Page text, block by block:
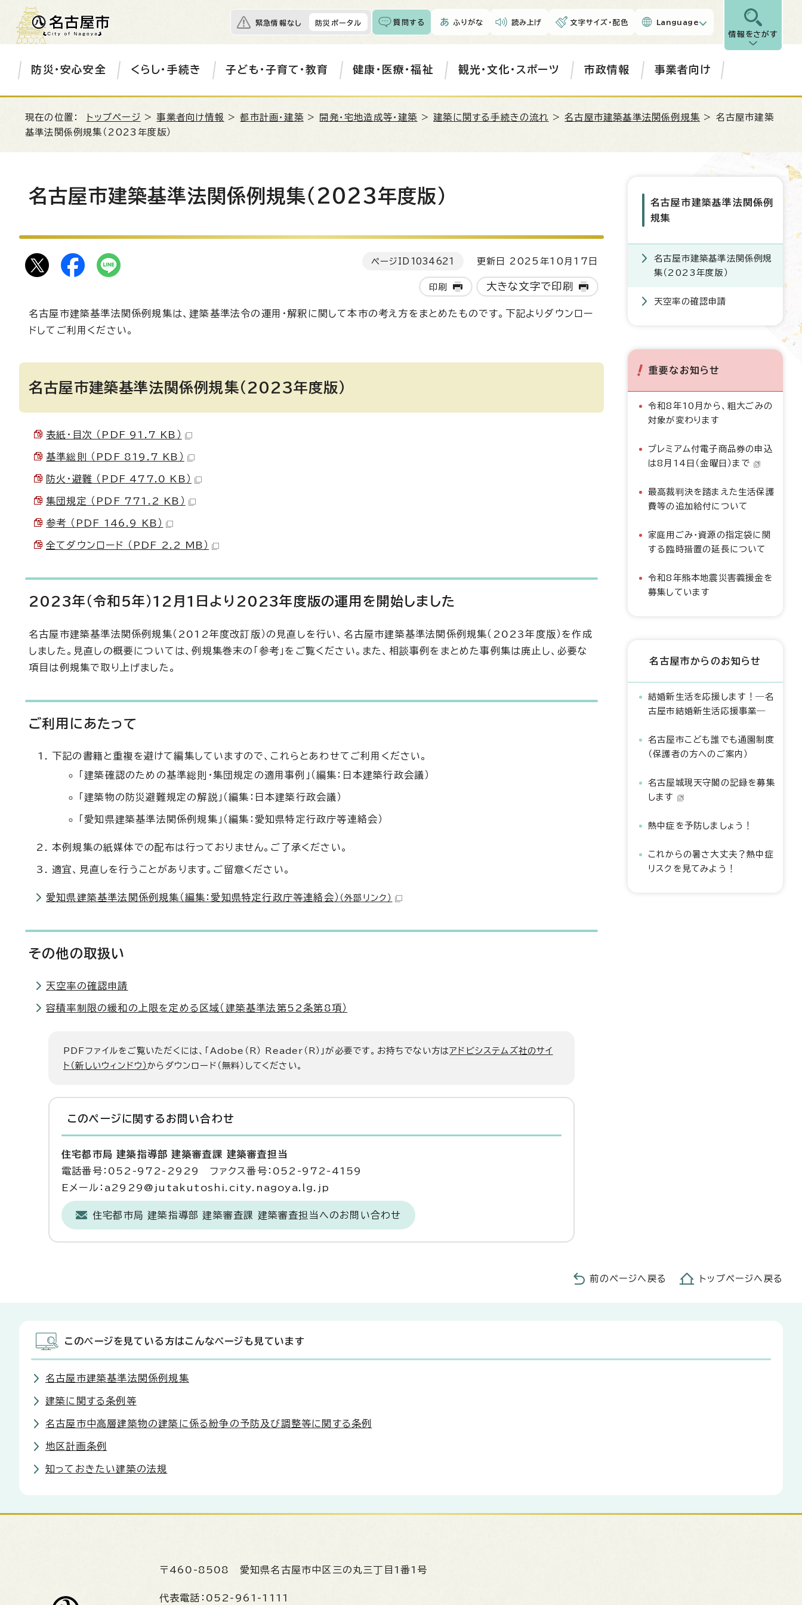
緊急情報なし 防災ポータル 質問する ふりがな 読み上げ 文字サイズ・配色 Language
情報をさがす
防災・安心安全 くらし・手続き 子ども・子育て・教育 健康・医療・福祉 観光・文化・スポーツ 市政情報 事業者向け
現在の位置： トップページ >事業者向け情報 >都市計画・建築 > 開発・宅地造成等・建築 >建築に関する手続きの流れ >名古屋市建築基準法関係例規集 > 名古屋市建築
基準法関係例規集（2023年度版）
名古屋市建築基準法関係例規集（2023年度版）
ページID 1034621 更新日 2025年10月17日
印刷 大きな文字で印刷
名古屋市建築基準法関係例規集は、建築基準法令の運用・解釈に関して本市の考え方をまとめたものです。下記よりダウンロー
ドしてご利用ください。
名古屋市建築基準法関係例規集（2023年度版）
表紙・目次 （PDF 91.7 KB）
基準総則 （PDF 819.7 KB）
防火・避難 （PDF 477.0 KB）
集団規定 （PDF 771.2 KB）
参考 （PDF 146.9 KB）
全てダウンロード （PDF 2.2 MB）
2023年（令和5年）12月1日より2023年度版の運用を開始しました
名古屋市建築基準法関係例規集（2012年度改訂版）の見直しを行い、名古屋市建築基準法関係例規集（2023年度版）を作成
しました。見直しの概要については、例規集巻末の「参考」をご覧ください。また、相談事例をまとめた事例集は廃止し、必要な
項目は例規集で取り上げました。
ご利用にあたって
下記の書籍と重複を避けて編集していますので、これらとあわせてご利用ください。
「建築確認のための基準総則・集団規定の適用事例」（編集：日本建築行政会議）
「建築物の防災避難規定の解説」（編集：日本建築行政会議）
「愛知県建築基準法関係例規集」（編集：愛知県特定行政庁等連絡会）
本例規集の紙媒体での配布は行っておりません。ご了承ください。
適宜、見直しを行うことがあります。ご留意ください。
愛知県建築基準法関係例規集（編集：愛知県特定行政庁等連絡会） （外部リンク）
その他の取扱い
天空率の確認申請
容積率制限の緩和の上限を定める区域（建築基準法第52条第8項）
PDFファイルをご覧いただくには、「Adobe（R） Reader（R）」が必要です。お持ちでない方はアドビシステムズ社のサイ
ト（新しいウィンドウ）からダウンロード（無料）してください。
このページに関する お問い合わせ
住宅都市局 建築指導部 建築審査課 建築審査担当
電話番号：052-972-2929 ファクス番号：052-972-4159
Eメール：a2929@jutakutoshi.city.nagoya.lg.jp
住宅都市局 建築指導部 建築審査課 建築審査担当へのお問い合わせ
名古屋市建築基準法関係例
規集
名古屋市建築基準法関係例規
集（2023年度版）
天空率の確認申請
重要なお知らせ
令和8年10月から、粗大ごみの
対象が変わります
プレミアム付電子商品券の申込
は8月14日（金曜日）まで
最高裁判決を踏まえた生活保護
費等の追加給付について
家庭用ごみ・資源の指定袋に関
する臨時措置の延長について
令和8年熊本地震災害義援金を
募集しています
名古屋市からのお知らせ
結婚新生活を応援します！―名
古屋市結婚新生活応援事業―
名古屋市こども誰でも通園制度
（保護者の方へのご案内）
名古屋城現天守閣の記録を募集
します
熱中症を予防しましょう！
これからの暑さ大丈夫？熱中症
リスクを見てみよう！
前のページへ戻る トップページへ戻る
このページを見ている方はこんなページも見ています
名古屋市建築基準法関係例規集
建築に関する条例等
名古屋市中高層建築物の建築に係る紛争の予防及び調整等に関する条例
地区計画条例
知っておきたい建築の法規
〒460-8508 愛知県名古屋市中区三の丸三丁目1番1号
代表電話： 052-961-1111